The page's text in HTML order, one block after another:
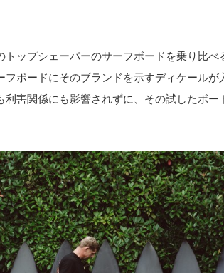
ップシェーパーのサーフボードを乗り比
フボードにそのブランドを示すディケール
害関係にも影響されずに、その試したボ